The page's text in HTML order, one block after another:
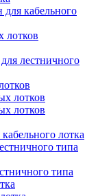
кабельного
лотков
лестничного
лотков
лотков
лотка
типа
типа